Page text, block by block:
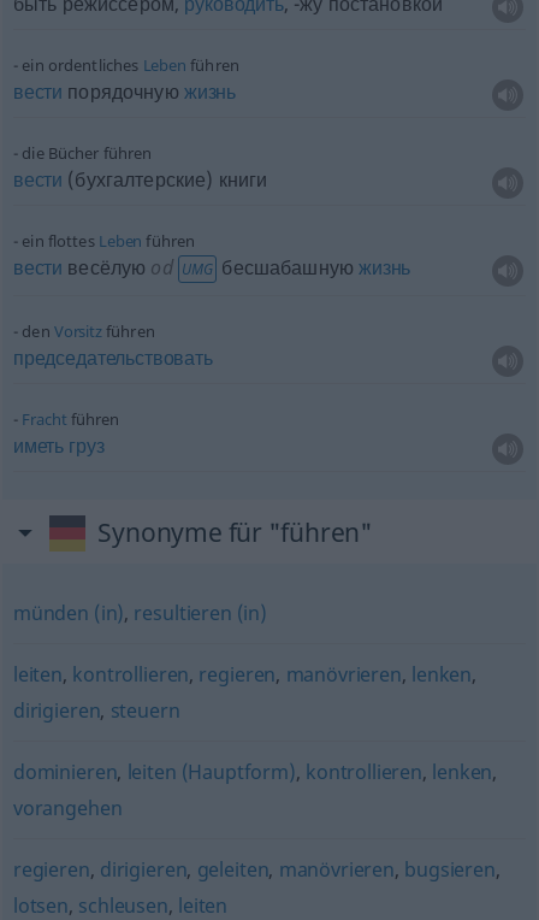
ein ordentliches Leben führen
вести порядочную жизнь
die Bücher führen
вести (бухгалтерские) книги
ein flottes Leben führen
вести весёлую od UMG бесшабашнуюжизнь
den Vorsitzführen
председательствовать
Fracht führen
иметь груз
Synonyme für "führen"
münden (in), resultieren (in)
leiten, kontrollieren, regieren, manövrieren, lenken,
dirigieren, steuern
dominieren, leiten (Hauptform), kontrollieren, lenken,
vorangehen
regieren, dirigieren, geleiten, manövrieren, bugsieren,
lotsen, schleusen, leiten